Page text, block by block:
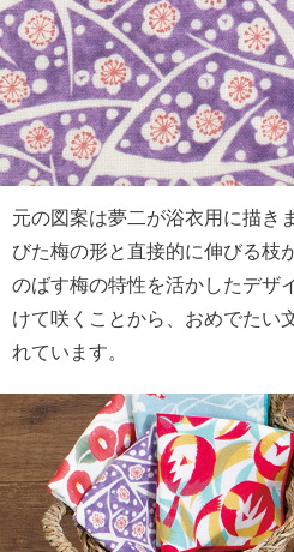
元の図案は夢二が浴衣用に描き
びた梅の形と直接的に伸びる枝
のばす梅の特性を活かしたデザ
けて咲くことから、おめでたい
れています。